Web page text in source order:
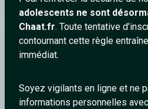
adolescents ne sont
Chaat.fr. Toute tentative
contournant cette règle
immédiat.
Soyez vigilants en ligne et ne
informations personnelles